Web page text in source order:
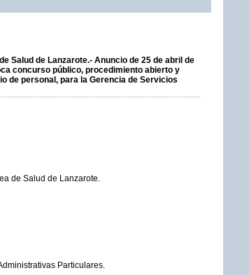
Salud de Lanzarote.- Anuncio de 25 de abril de
concurso público, procedimiento abierto y
de personal, para la Gerencia de Servicios
de Salud de Lanzarote.
Particulares.